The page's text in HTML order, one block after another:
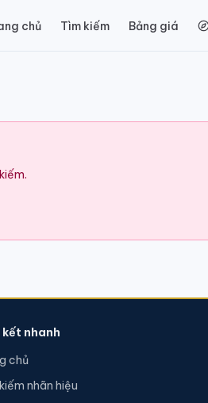
chủ Tìm kiếm Bảng giá
kết nhanh
chủ
nhãn hiệu